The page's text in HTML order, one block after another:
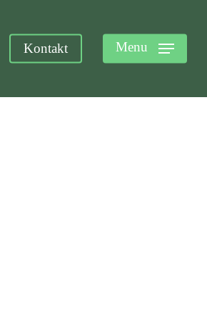
Kontakt Menu